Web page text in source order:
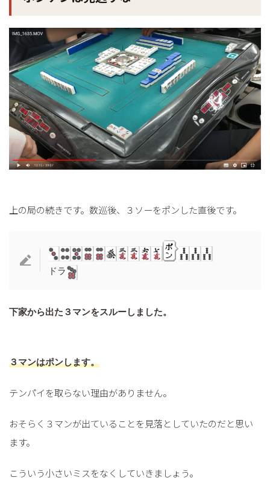
上の局の続きです。数巡後、３ソーをポンした直後です。
ドラ
下家から出た３マンをスルーしました。
３マンはポンします。
テンパイを取らない理由がありません。
おそらく３マンが出ていることを見落としていたのだと思い
ます。
こういう小さいミスをなくしていきましょう。